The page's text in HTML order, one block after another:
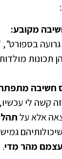
מקובע:
בספורט”,
תכונות
חשיבה
קשה לי
אלא על
מהר מדי.